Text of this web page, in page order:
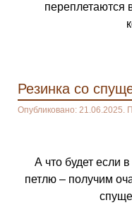
переплетаются
Резинка со
Опубликовано: 21.06.2025.
А что будет если
петлю – получим